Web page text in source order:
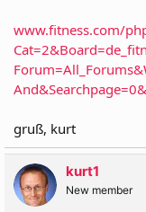
www.fitness.com/
gruß, kurt
kurt1
New member